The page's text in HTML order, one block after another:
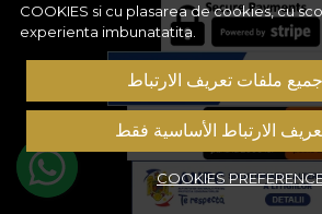
COOKIES si cu plasarea de cookies, cu
experienta imbunatatita.
ملفات تعريف الارتباط
الارتباط الأساسية فقط
COOKIES